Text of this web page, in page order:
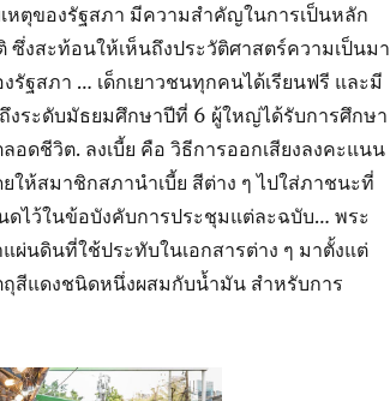
หตุของรัฐสภา มีความสำคัญในการเป็นหลัก
งสะท้อนให้เห็นถึงประวัติศาสตร์ความเป็นมา
ฐสภา … เด็กเยาวชนทุกคนได้เรียนฟรี และมี
ระดับมัธยมศึกษาปีที่ 6 ผู้ใหญ่ได้รับการศึกษา
อดชีวิต. ลงเบี้ย คือ วิธีการออกเสียงลงคะแนน
ห้สมาชิกสภานำเบี้ย สีต่าง ๆ ไปใส่ภาชนะที่
ไว้ในข้อบังคับการประชุมแต่ละฉบับ… พระ
ผ่นดินที่ใช้ประทับในเอกสารต่าง ๆ มาตั้งแต่
ถุสีแดงชนิดหนึ่งผสมกับน้ำมัน สำหรับการ